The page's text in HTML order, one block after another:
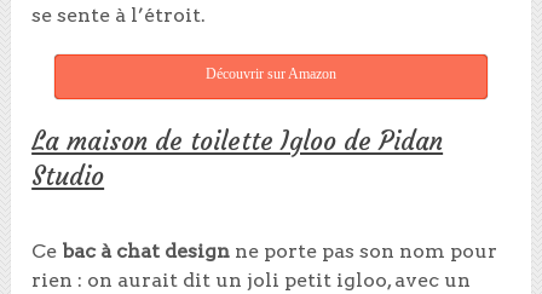
se sente à l’étroit.
Découvrir sur Amazon
La maison de toilette Igloo de Pidan
Studio
Ce bac à chat design ne porte pas son nom pour
rien : on aurait dit un joli petit igloo, avec un